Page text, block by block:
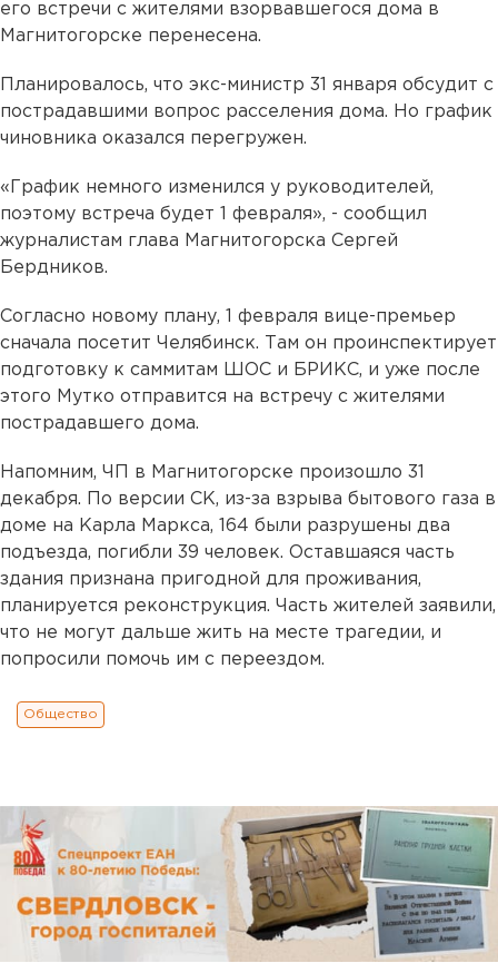
его встречи с жителями взорвавшегося дома в
Магнитогорске перенесена.
Планировалось, что экс-министр 31 января обсудит с
пострадавшими вопрос расселения дома. Но график
чиновника оказался перегружен.
«График немного изменился у руководителей,
поэтому встреча будет 1 февраля», - сообщил
журналистам глава Магнитогорска Сергей
Бердников.
Согласно новому плану, 1 февраля вице-премьер
сначала посетит Челябинск. Там он проинспектирует
подготовку к саммитам ШОС и БРИКС, и уже после
этого Мутко отправится на встречу с жителями
пострадавшего дома.
Напомним, ЧП в Магнитогорске произошло 31
декабря. По версии СК, из-за взрыва бытового газа в
доме на Карла Маркса, 164 были разрушены два
подъезда, погибли 39 человек. Оставшаяся часть
здания признана пригодной для проживания,
планируется реконструкция. Часть жителей заявили,
что не могут дальше жить на месте трагедии, и
попросили помочь им с переездом.
Общество